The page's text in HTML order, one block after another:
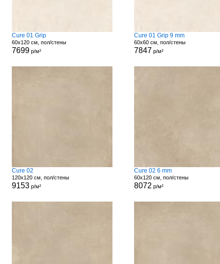
Cure 01 Grip
60x120 см, пол/стены
7699р/м²
Cure 01 Grip 9 mm
60x60 см, пол/стены
7847 р/м²
Cure 02
120x120 см, пол/стены
9153р/м²
Cure 02 6 mm
60x120 см, пол/стены
8072 р/м²